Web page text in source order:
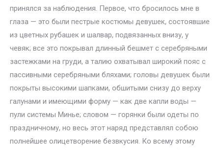
принялся за наблюдения. Первое, что бросилось мне в
глаза — это были пестрые костюмы девушек, состоявшие
из цветных рубашек и шалвар, подвязанных внизу, у
чевяк; все это покрывал длинный бешмет с серебряными
застежками на груди, а талию охватывал широкий пояс с
пассивными серебряными бляхами; головы девушек были
покрыты высокими шапками, обшитыми снизу до верху
галунами и имеющими форму — как две капли воды —
пули системы Минье; словом — горянки были одеты по
праздничному, но весь этот наряд представлял собою
полнейшее олицетворение безвкусия. Ко всему этому